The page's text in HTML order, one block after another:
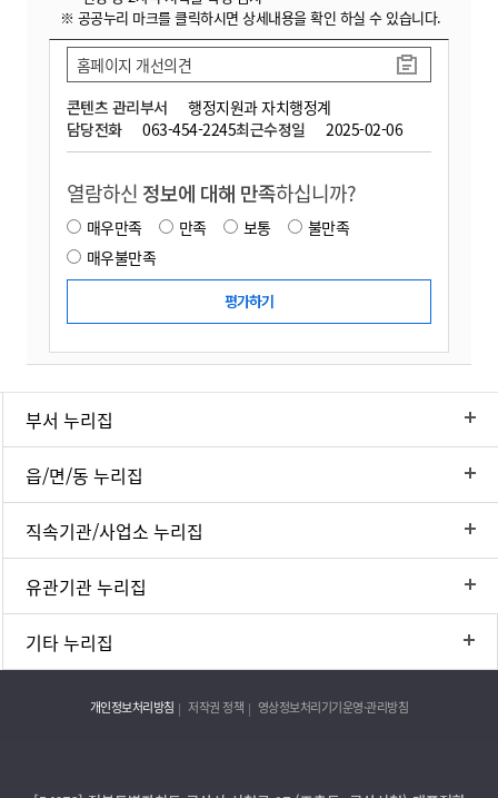
※ 공공누리 마크를 클릭하시면 상세내용을 확인 하실 수 있습니다.
콘텐츠 관리부서
행정지원과 자치행정계
담당전화
063-454-2245최근수정일 2025-02-06
홈페이지 개선의견
열람하신 정보에 대해 만족하십니까?
매우만족 만족 보통
불만족
매우불만족
부서 누리집
읍/면/동 누리집
직속기관/사업소 누리집
유관기관 누리집
기타 누리집
개인정보처리방침 저작권 정책 영상정보처리기기운영·관리방침